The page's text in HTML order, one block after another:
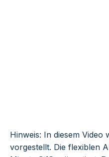
Hinweis: In diesem Video
vorgestellt. Die flexiblen